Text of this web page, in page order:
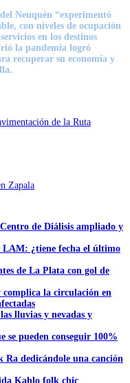
Neuquén “experimentó
con niveles de ocupación
en los destinos
la pandemia logró
recuperar su economía y
de la Ruta
Zapala
de Diálisis ampliado y
¿tiene fecha el último
de La Plata con gol de
la circulación en
lluvias y nevadas y
se pueden conseguir 100%
dedicándole una canción
Kahlo folk chic